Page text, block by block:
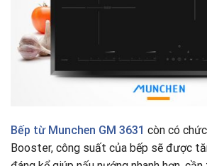
Bếp từ Munchen GM 3631 còn có
Booster, công suất của bếp sẽ được